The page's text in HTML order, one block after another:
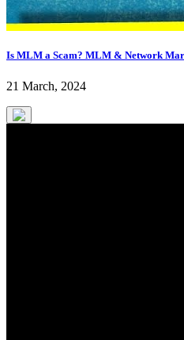
Is MLM a Scam? MLM & Network
21 March, 2024